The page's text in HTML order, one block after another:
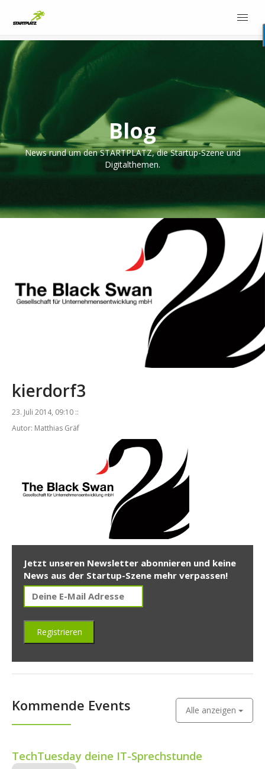
Blog
News rund um den STARTPLATZ, die Startup-Szene und
Digitalthemen.
kierdorf3
23. Juli 2014, 09:10 ::
Autor: Matthias Gräf
Jetzt unseren Newsletter abonnieren und keine
News aus der Startup-Szene mehr verpassen!
Kommende Events Alle anzeigen
TechTuesday deine IT-Sprechstunde